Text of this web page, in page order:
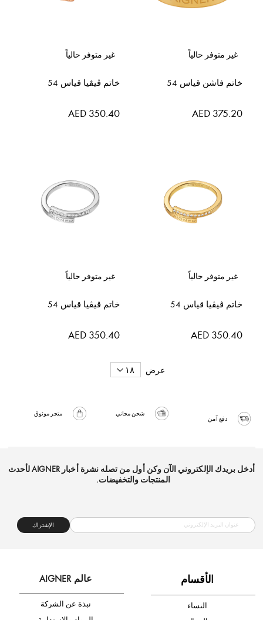
غير متوفر حالياً
خاتم فاشن قياس 54
AED 375.20
غير متوفر حالياً
خاتم ڤيڤيا قياس 54
AED 350.40
غير متوفر حالياً
خاتم ڤيڤيا قياس 54
AED 350.40
غير متوفر حالياً
خاتم ڤيڤيا قياس 54
AED 350.40
عرض
المنتجات والتخفيضات.